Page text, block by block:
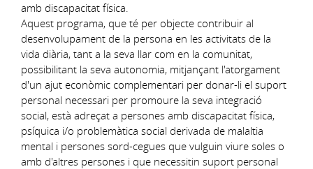
amb discapacitat física.
Aquest programa, que té per objecte contribuir al
desenvolupament de la persona en les activitats de la
vida diària, tant a la seva llar com en la comunitat,
possibilitant la seva autonomia, mitjançant l'atorgament
d'un ajut econòmic complementari per donar-li el suport
personal necessari per promoure la seva integració
social, està adreçat a persones amb discapacitat física,
psíquica i/o problemàtica social derivada de malaltia
mental i persones sord-cegues que vulguin viure soles o
amb d'altres persones i que necessitin suport personal